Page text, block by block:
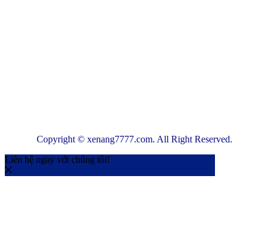
Copyright © xenang7777.com. All Right Reserved.
Liên hệ ngay với chúng tôi!